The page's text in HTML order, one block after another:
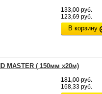
133,00 руб.
123,69 руб.
В корзину
MASTER ( 150мм х20м)
181,00 руб.
168,33 руб.